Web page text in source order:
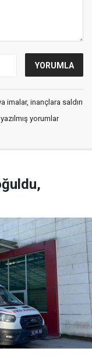
imalar, inançlara saldırı
yorumlar